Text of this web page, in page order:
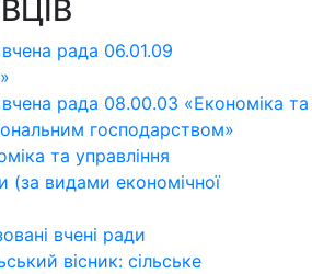
вчена рада 06.01.09
вчена рада 08.00.03 «Економіка та
господарством»
та управління
(за видами економічної
вчені ради
вісник: сільське